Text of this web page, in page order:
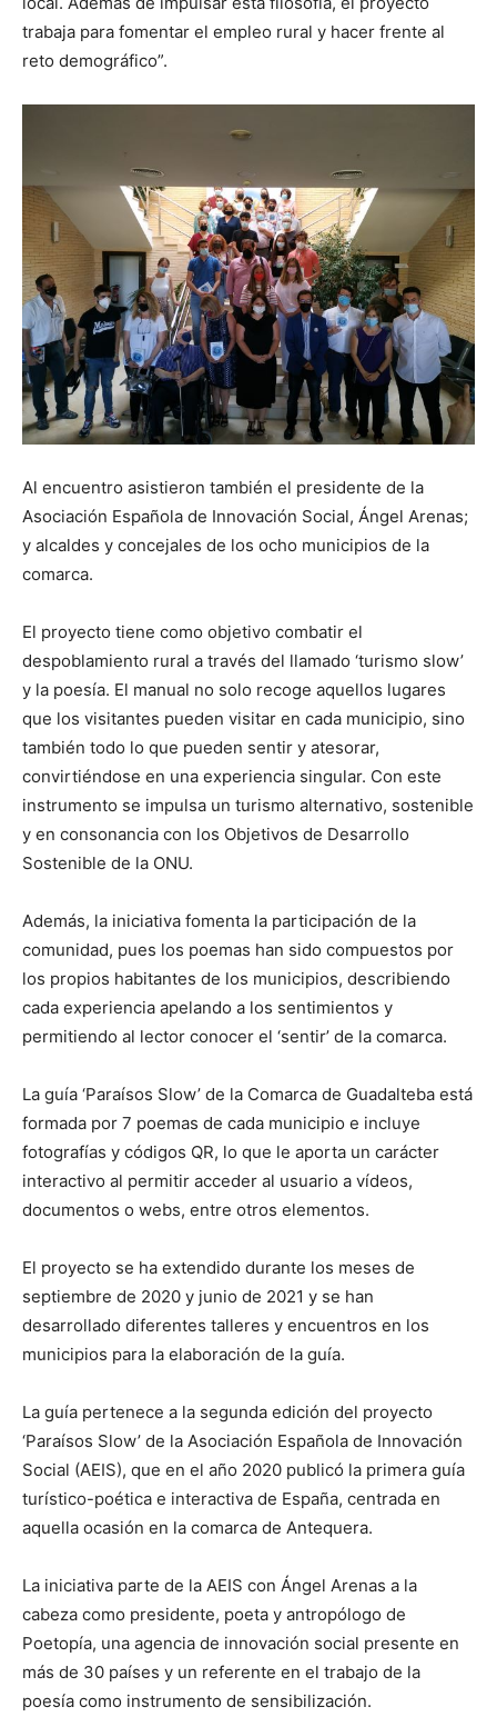
trabaja para fomentar el empleo rural y hacer frente al
reto demográfico”.
Al encuentro asistieron también el presidente de la
Asociación Española de Innovación Social, Ángel Arenas;
y alcaldes y concejales de los ocho municipios de la
comarca.
El proyecto tiene como objetivo combatir el
despoblamiento rural a través del llamado ‘turismo slow’
y la poesía. El manual no solo recoge aquellos lugares
que los visitantes pueden visitar en cada municipio, sino
también todo lo que pueden sentir y atesorar,
convirtiéndose en una experiencia singular. Con este
instrumento se impulsa un turismo alternativo, sostenible
y en consonancia con los Objetivos de Desarrollo
Sostenible de la ONU.
Además, la iniciativa fomenta la participación de la
comunidad, pues los poemas han sido compuestos por
los propios habitantes de los municipios, describiendo
cada experiencia apelando a los sentimientos y
permitiendo al lector conocer el ‘sentir’ de la comarca.
La guía ‘Paraísos Slow’ de la Comarca de Guadalteba está
formada por 7 poemas de cada municipio e incluye
fotografías y códigos QR, lo que le aporta un carácter
interactivo al permitir acceder al usuario a vídeos,
documentos o webs, entre otros elementos.
El proyecto se ha extendido durante los meses de
septiembre de 2020 y junio de 2021 y se han
desarrollado diferentes talleres y encuentros en los
municipios para la elaboración de la guía.
La guía pertenece a la segunda edición del proyecto
‘Paraísos Slow’ de la Asociación Española de Innovación
Social (AEIS), que en el año 2020 publicó la primera guía
turístico-poética e interactiva de España, centrada en
aquella ocasión en la comarca de Antequera.
La iniciativa parte de la AEIS con Ángel Arenas a la
cabeza como presidente, poeta y antropólogo de
Poetopía, una agencia de innovación social presente en
más de 30 países y un referente en el trabajo de la
poesía como instrumento de sensibilización.